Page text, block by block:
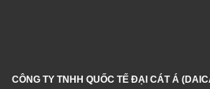
CÔNG TY TNHH QUỐC TẾ ĐẠI CÁT Á